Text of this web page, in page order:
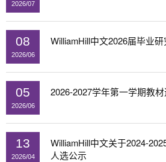
2026/07
08
2026/06
WilliamHill中文2026届毕业
05
2026/06
2026-2027学年第一学期教
13
2026/04
WilliamHill中文关于2024-
人选公示